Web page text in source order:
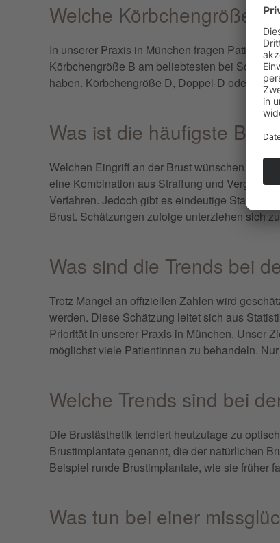
Welche Körbchengröße
In unserer Praxis in München fragen
Körbchengröße B am beliebtesten bei
haben. Körbchengröße D, Doppel-D oder
Was ist die häufigste
Welchen Eingriff an der Brust wünschen sich
eine Kombination aus Straffung und
Verfahren. Jedoch gibt es eindeutige
Brust. Schätzungen zufolge unterziehen sich
Was sind die Trends bei
Trotz Mangel an offiziellen Zahlen wird
werden. Diese Schätzung leitet sich aus
Priorität in unserer Praxis in München. Unser
möglichst viele Patientinnen zu behandeln.
Welche Trends sind bei
Die Brustästhetik tendiert heutzutage zu
Brustimplantate genannt, die der natürlichen
Beispiel runde Brustimplantate, wie sie früher
Was tun bei einer